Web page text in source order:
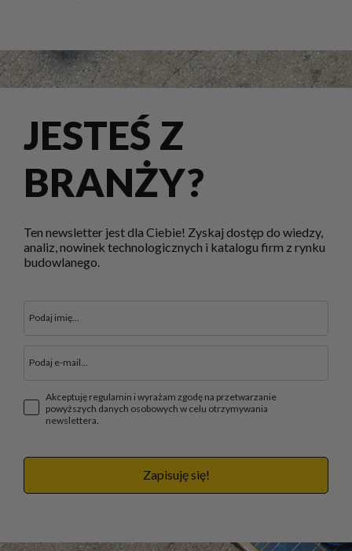
JESTEŚ Z
BRANŻY?
Ten newsletter jest dla Ciebie! Zyskaj dostęp do wiedzy,
analiz, nowinek technologicznych i katalogu firm z rynku
budowlanego.
Akceptuję regulamin i wyrażam zgodę na przetwarzanie
powyższych danych osobowych w celu otrzymywania
newslettera.
Zapisuję się!